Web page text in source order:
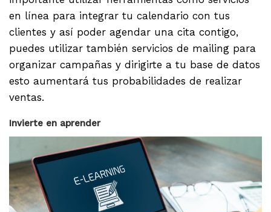
en línea para integrar tu calendario con tus
clientes y así poder agendar una cita contigo,
puedes utilizar también servicios de mailing para
organizar campañas y dirigirte a tu base de datos
esto aumentará tus probabilidades de realizar
ventas.
Invierte en aprender